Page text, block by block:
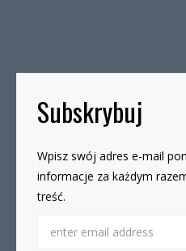
Subskrybuj
Wpisz swój adres e-mail
informacje za każdym
treść.